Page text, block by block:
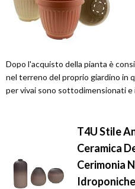
Dopo l'acquisto della pianta è
nel terreno del proprio giardino in
per vivai sono sottodimensionati
T4U Stile
Ceramica
Cerimonia